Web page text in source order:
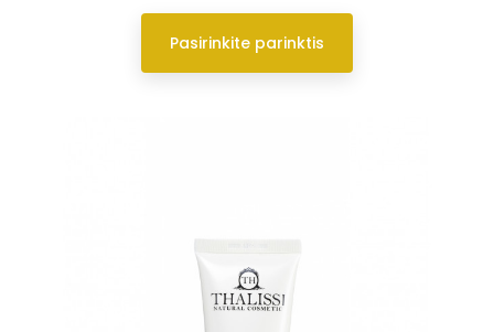
Pasirinkite parinktis